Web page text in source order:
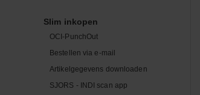
Slim inkopen
OCI-PunchOut
Bestellen via e-mail
Artikelgegevens downloaden
SJORS - INDI scan app